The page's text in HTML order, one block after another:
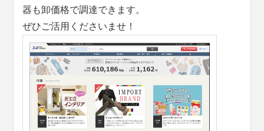
器も卸価格で調達できます。
ぜひご活用くださいませ！